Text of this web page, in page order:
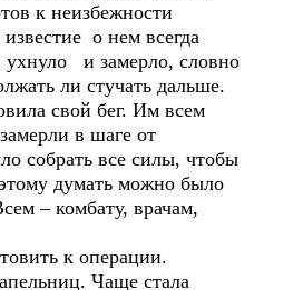
к неизбежности
о нем всегда
и замерло, словно
ли стучать дальше.
свой бег. Им всем
в шаге от
собрать все силы, чтобы
думать можно было
– комбату, врачам,
к операции.
Чаще стала